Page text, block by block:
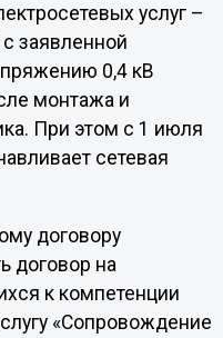
услуг –
заявленной
0,4 кВ
монтажа и
При этом с 1 июля
сетевая
договору
договор на
к компетенции
«Сопровождение